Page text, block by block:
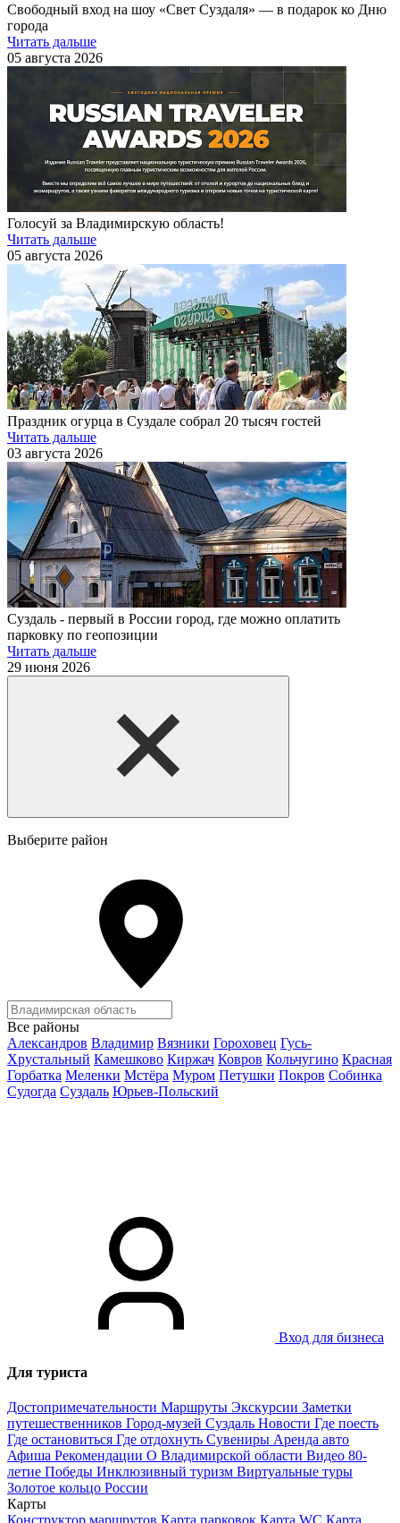
Свободный вход на шоу «Свет Суздаля» — в подарок ко Дню
города
Читать дальше
05 августа 2026
Голосуй за Владимирскую область!
Читать дальше
05 августа 2026
Праздник огурца в Суздале собрал 20 тысяч гостей
Читать дальше
03 августа 2026
Суздаль - первый в России город, где можно оплатить
парковку по геопозиции
Читать дальше
29 июня 2026
Выберите район
Все районы
Александров Владимир Вязники Гороховец Гусь-
Хрустальный Камешково Киржач Ковров Кольчугино Красная
Горбатка Меленки Мстёра Муром Петушки Покров Собинка
Судогда Суздаль Юрьев-Польский
Вход для бизнеса
Для туриста
Достопримечательности Маршруты Экскурсии Заметки
путешественников Город-музей Суздаль Новости Где поесть
Где остановиться Где отдохнуть Сувениры Аренда авто
Афиша Рекомендации О Владимирской области Видео 80-
летие Победы Инклюзивный туризм Виртуальные туры
Золотое кольцо России
Карты